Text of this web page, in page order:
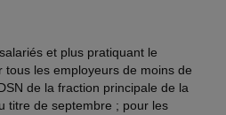
et plus pratiquant le
les employeurs de moins de
de la fraction principale de la
titre de septembre ; pour les